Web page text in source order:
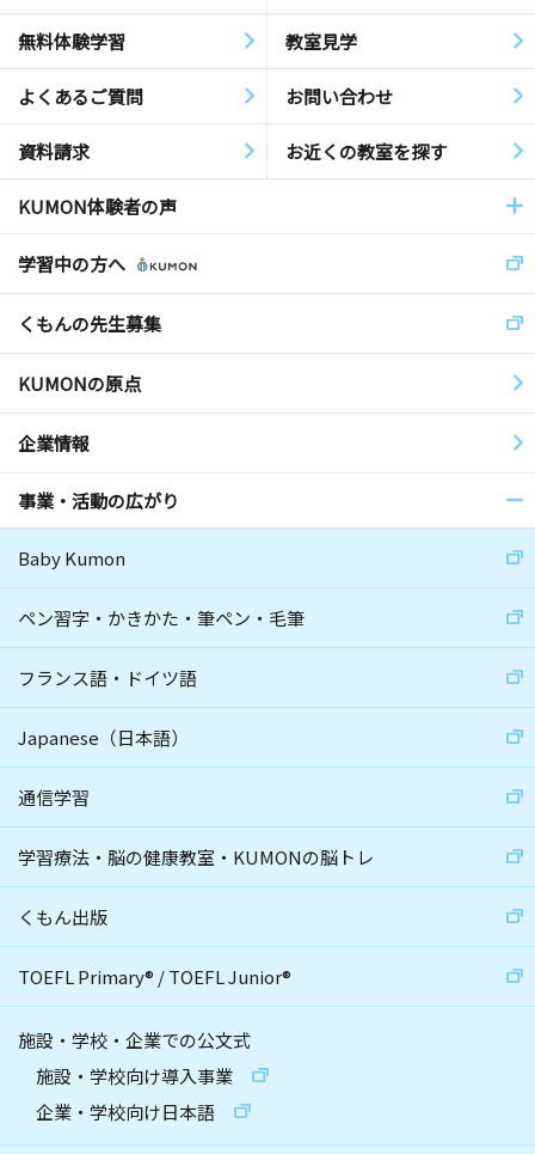
無料体験学習 教室見学
よくあるご質問 お問い合わせ
資料請求 お近くの教室を探す
KUMON体験者の声
学習中の方へ
くもんの先生募集
KUMONの原点
企業情報
事業・活動の広がり
Baby Kumon
ペン習字・かきかた・筆ペン・毛筆
フランス語・ドイツ語
Japanese（日本語）
通信学習
学習療法・脳の健康教室・KUMONの脳トレ
くもん出版
TOEFL Primary® /TOEFL Junior®
施設・学校・企業での公文式
施設・学校向け導入事業
企業・学校向け日本語